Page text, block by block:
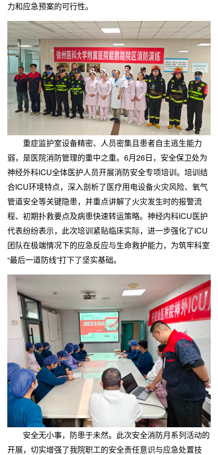
力和应急预案的可行性。
重症监护室设备精密、人员密集且患者自主逃生能力
弱，是医院消防管理的重中之重。6月26日，安全保卫处为
神经外科ICU全体医护人员开展消防安全专项培训。培训结
合ICU环境特点，深入剖析了医疗用电设备火灾风险、氧气
管道安全等关键隐患，并重点讲解了火灾发生时的报警流
程、初期扑救要点及病患快速转运策略。神经内科ICU医护
代表纷纷表示，此次培训紧贴临床实际，进一步强化了ICU
团队在极端情况下的应急反应与生命救护能力，为筑牢科室
“最后一道防线”打下了坚实基础。
安全无小事，防患于未然。此次安全消防月系列活动的
开展，切实增强了我院职工的安全责任意识与应急处置技